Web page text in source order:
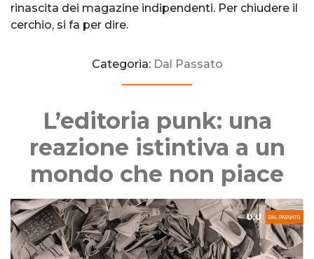
rinascita dei magazine indipendenti. Per chiudere il
cerchio, si fa per dire.
Categoria: Dal Passato
L’editoria punk: una
reazione istintiva a un
mondo che non piace